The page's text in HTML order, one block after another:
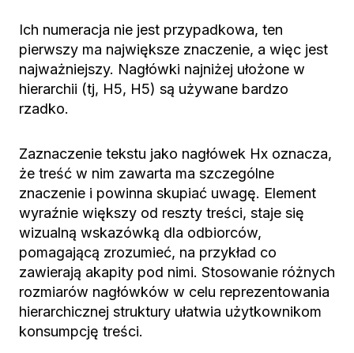
Ich numeracja nie jest przypadkowa, ten
pierwszy ma największe znaczenie, a więc jest
najważniejszy. Nagłówki najniżej ułożone w
hierarchii (tj, H5, H5) są używane bardzo
rzadko.
Zaznaczenie tekstu jako nagłówek Hx oznacza,
że treść w nim zawarta ma szczególne
znaczenie i powinna skupiać uwagę. Element
wyraźnie większy od reszty treści, staje się
wizualną wskazówką dla odbiorców,
pomagającą zrozumieć, na przykład co
zawierają akapity pod nimi. Stosowanie różnych
rozmiarów nagłówków w celu reprezentowania
hierarchicznej struktury ułatwia użytkownikom
konsumpcję treści.